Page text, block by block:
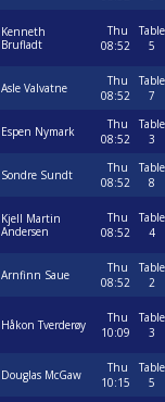
Kenneth
Brufladt
Thu
08:52
Table
5
Asle Valvatne
Thu
08:52
Table
7
Espen Nymark
Thu
08:52
Table
3
Sondre Sundt
Thu
08:52
Table
8
Kjell Martin
Andersen
Thu
08:52
Table
4
Arnfinn Saue
Thu
08:52
Table
2
Håkon Tverderøy
Thu
10:09
Table
3
Douglas McGaw
Thu
10:15
Table
5